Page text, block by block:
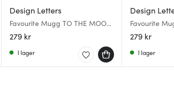
Design Letters
Favourite Mugg TO THE MOON
25 cl Midnight blue
279 kr
I lager
Design
Favourite
Shadow lime
279 kr
I lager